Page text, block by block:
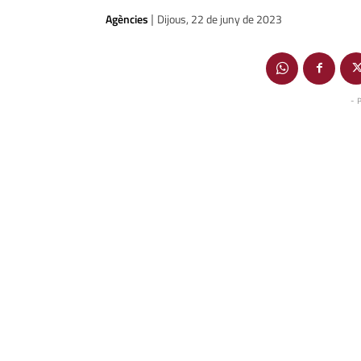
Agències | Dijous, 22 de juny de 2023
-